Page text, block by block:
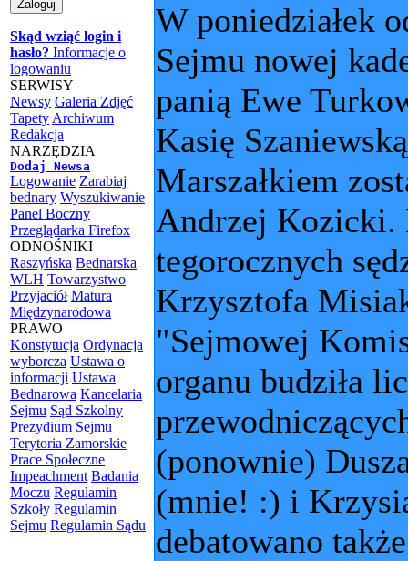
Skąd wziąć login i
hasło? Informacje o
logowaniu
SERWISY
Newsy Galeria Zdjęć
Tapety Archiwum
Redakcja
NARZĘDZIA
Dodaj Newsa
Logowanie Zarabiaj
bednary Wyszukiwanie
Panel Boczny
Przeglądarka Firefox
ODNOŚNIKI
Raszyńska Bednarska
WLH Towarzystwo
Przyjaciół Matura
Międzynarodowa
PRAWO
Konstytucja Ordynacja
wyborcza Ustawa o
informacji Ustawa
Bednarowa Kancelaria
Sejmu Sąd Szkolny
Prezydium Sejmu
Terytoria Zamorskie
Prace Społeczne
Impeachment Badania
Moczu Regulamin
Szkoły Regulamin
Sejmu Regulamin Sądu
W poniedziałek
Sejmu nowej
panią Ewe
Kasię
Marszałkiem
Andrzej Kozicki.
tegorocznych
Krzysztofa
"Sejmowej
organu budziła
(ponownie)
(mnie! :) i
debatowano